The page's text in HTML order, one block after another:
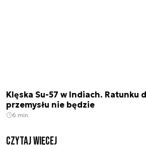
Klęska Su-57 w Indiach. Ratunku
przemysłu nie będzie
6 min.
czytaj więcej